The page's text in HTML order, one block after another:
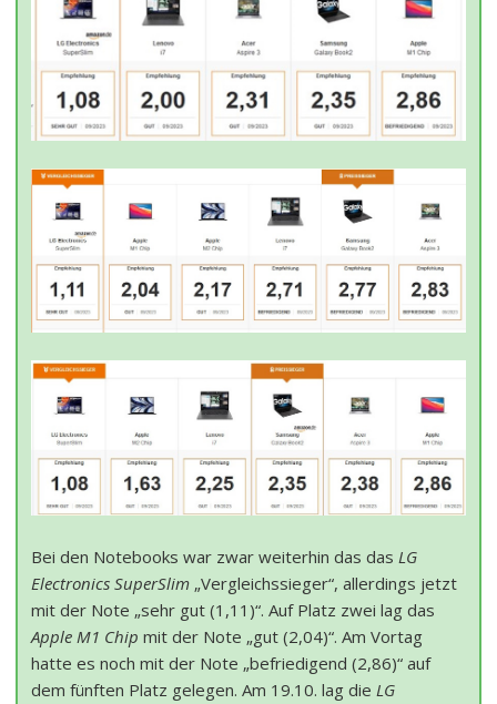
Bei den Notebooks war zwar weiterhin das das LG
Electronics SuperSlim „Vergleichssieger“, allerdings jetzt
mit der Note „sehr gut (1,11)“. Auf Platz zwei lag das
Apple M1 Chip mit der Note „gut (2,04)“. Am Vortag
hatte es noch mit der Note „befriedigend (2,86)“ auf
dem fünften Platz gelegen. Am 19.10. lag die LG